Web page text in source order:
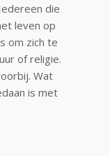
die
leven op
om zich te
of religie.
Wat
is met